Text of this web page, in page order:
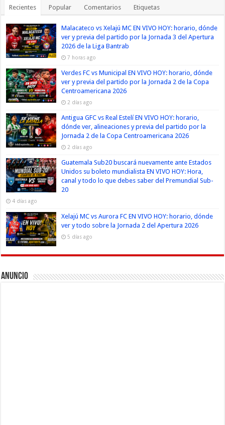
Recientes Popular Comentarios Etiquetas
Malacateco vs Xelajú MC EN VIVO HOY: horario, dónde
ver y previa del partido por la Jornada 3 del Apertura
2026 de la Liga Bantrab
7 horas ago
Verdes FC vs Municipal EN VIVO HOY: horario, dónde
ver y previa del partido por la Jornada 2 de la Copa
Centroamericana 2026
2 días ago
Antigua GFC vs Real Estelí EN VIVO HOY: horario,
dónde ver, alineaciones y previa del partido por la
Jornada 2 de la Copa Centroamericana 2026
2 días ago
Guatemala Sub20 buscará nuevamente ante Estados
Unidos su boleto mundialista EN VIVO HOY: Hora,
canal y todo lo que debes saber del Premundial Sub-
20
4 días ago
Xelajú MC vs Aurora FC EN VIVO HOY: horario, dónde
ver y todo sobre la Jornada 2 del Apertura 2026
5 días ago
Anuncio